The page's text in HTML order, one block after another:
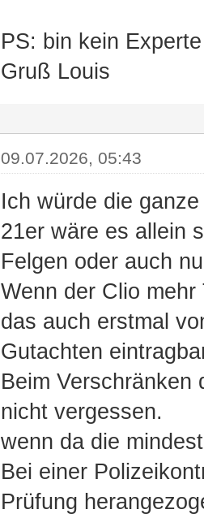
PS: bin kein
Gruß Louis
09.07.2026, 05:43
Ich würde die
21er wäre es allein
Felgen oder auch
Wenn der Clio
das auch erstmal
Gutachten
Beim Verschränken
nicht vergessen.
wenn da die
Bei einer
Prüfung